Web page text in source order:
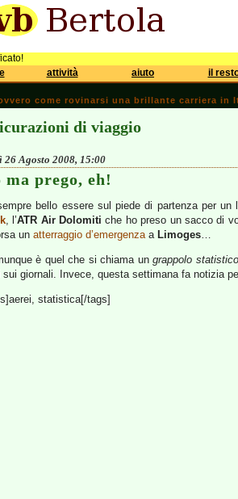
attività aiuto il
come rovinarsi una brillante carriera in
di viaggio
26 Agosto 2008, 15:00
ma prego, eh!
bello essere sul piede di partenza per un
, l’ATR Air Dolomiti che ho preso un sacco di
un atterraggio d’emergenzaa Limoges…
è quel che si chiama ungrappolo statistico
sui giornali. Invece, questa settimana fa notizia
statistica[/tags]